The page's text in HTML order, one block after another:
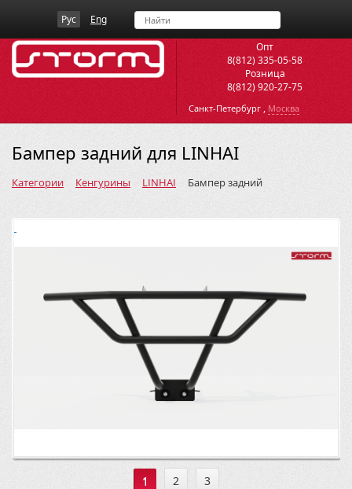
Рус Eng
Опт
8(812) 335-05-58
Розница
8(812) 920-27-75
Санкт-Петербург , Москва
Бампер задний для LINHAI
Категории Кенгурины LINHAI Бампер задний
1 2 3